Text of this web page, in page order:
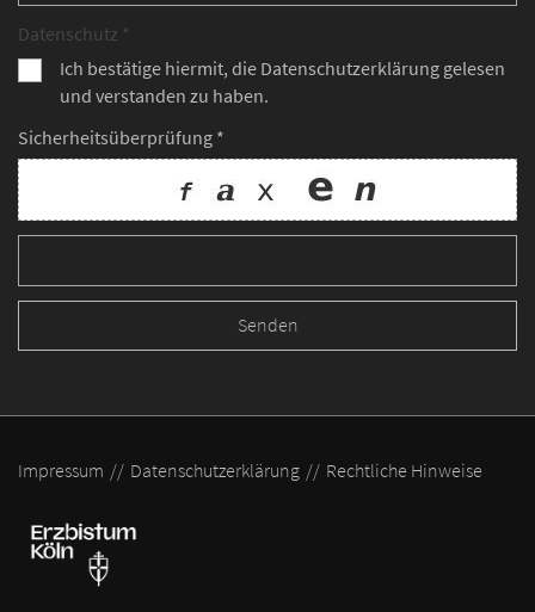
Datenschutz *
Ich bestätige hiermit, die Datenschutzerklärung gelesen
und verstanden zu haben.
Sicherheitsüberprüfung *
Impressum Datenschutzerklärung Rechtliche Hinweise